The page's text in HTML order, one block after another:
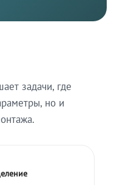
задачи, где
но и